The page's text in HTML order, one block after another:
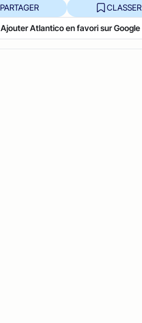
PARTAGER CLASSER
Ajouter Atlantico en favori sur Google